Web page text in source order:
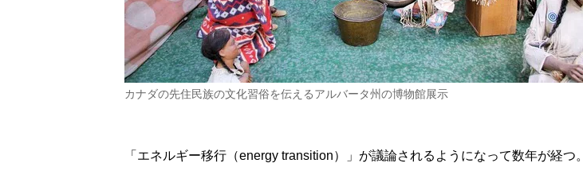
カナダの先住民族の文化習俗を伝えるアルバータ州の博物館展示
「エネルギー移行（energy transition）」が議論されるようになって数年が経つ。